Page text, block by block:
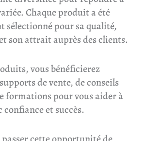
Chaque produit a été
sélectionné pour sa qualité,
son attrait auprès des clients.
vous bénéficierez
de vente, de conseils
formations pour vous aider à
et succès.